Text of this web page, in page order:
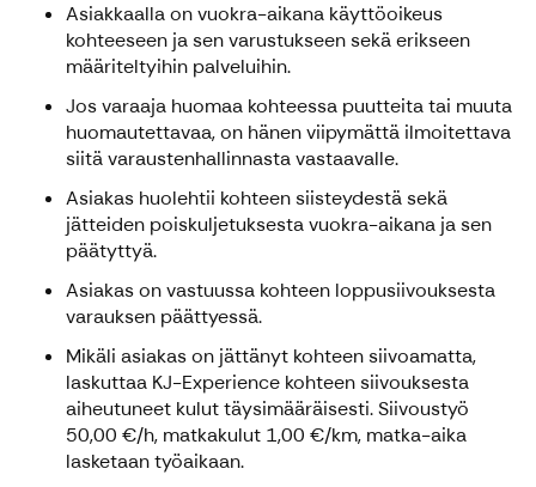
Asiakkaalla on vuokra-aikana käyttöoikeus
kohteeseen ja sen varustukseen sekä erikseen
määriteltyihin palveluihin.
Jos varaaja huomaa kohteessa puutteita tai muuta
huomautettavaa, on hänen viipymättä ilmoitettava
siitä varaustenhallinnasta vastaavalle.
Asiakas huolehtii kohteen siisteydestä sekä
jätteiden poiskuljetuksesta vuokra-aikana ja sen
päätyttyä.
Asiakas on vastuussa kohteen loppusiivouksesta
varauksen päättyessä.
Mikäli asiakas on jättänyt kohteen siivoamatta,
laskuttaa KJ-Experience kohteen siivouksesta
aiheutuneet kulut täysimääräisesti. Siivoustyö
50,00 €/h, matkakulut 1,00 €/km, matka-aika
lasketaan työaikaan.